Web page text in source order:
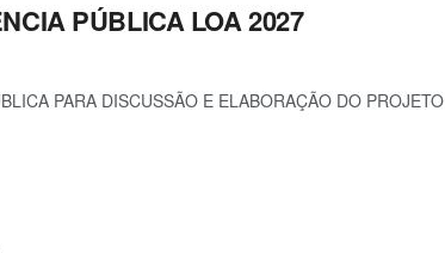
PÚBLICA LOA 2027
PARA DISCUSSÃO E ELABORAÇÃO DO PROJETO